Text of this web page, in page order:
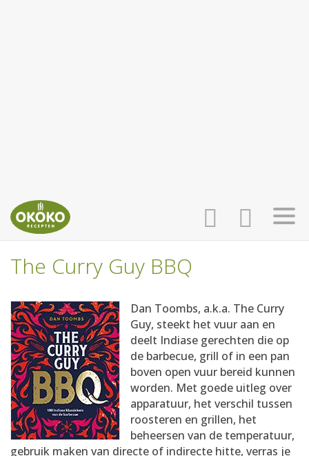
AANMELDEN
HOME
RECEPTEN
WEEKMENU'S
KOOKBOEKEN
The Curry Guy BBQ
Dan Toombs, a.k.a. The Curry
Guy, steekt het vuur aan en
deelt Indiase gerechten die op
de barbecue, grill of in een pan
boven open vuur bereid kunnen
worden. Met goede uitleg over
apparatuur, het verschil tussen
roosteren en grillen, het
beheersen van de temperatuur,
gebruik maken van directe of indirecte hitte, verras je